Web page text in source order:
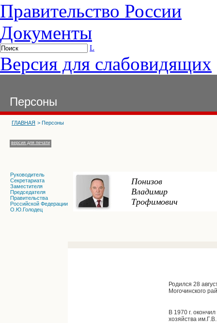
Правительство России
Документы
L
Версия для слабовидящих
Персоны
ГЛАВНАЯ > Персоны
версия для печати
Руководитель
Секретариата
Заместителя
Председателя
Правительства
Российской Федерации
О.Ю.Голодец
Понизов
Владимир
Трофимович
Родился 28
Могочинского
В 1970 г.
хозяйства